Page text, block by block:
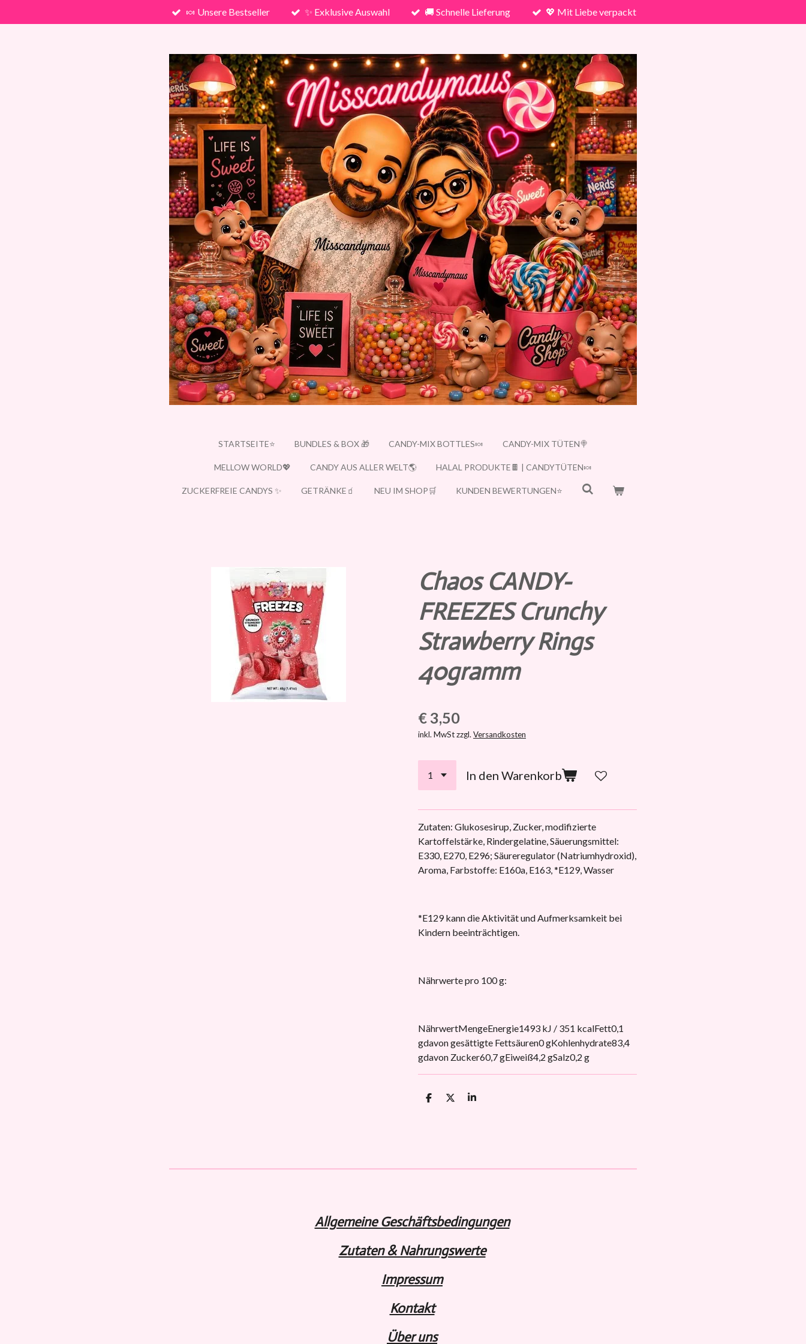
Hauptinhalt
🍬 Unsere Bestseller ✨ Exklusive Auswahl 🚚 Schnelle Lieferung 💖 Mit Liebe verpackt
STARTSEITE⭐ BUNDLES & BOX 🎁 CANDY-MIX BOTTLES🍬 CANDY-MIX TÜTEN🍭
MELLOW WORLD💖 CANDY AUS ALLER WELT🌎 HALAL PRODUKTE🍫 | CANDYTÜTEN🍬
ZUCKERFREIE CANDYS ✨ GETRÄNKE🧃 NEU IM SHOP🛒 KUNDEN BEWERTUNGEN⭐️
Chaos CANDY-
FREEZES Crunchy
Strawberry Rings
40gramm
€ 3,50
inkl. MwSt zzgl. Versandkosten
In den Warenkorb
Zutaten: Glukosesirup, Zucker, modifizierte
Kartoffelstärke, Rindergelatine, Säuerungsmittel:
E330, E270, E296; Säureregulator (Natriumhydroxid),
Aroma, Farbstoffe: E160a, E163, *E129, Wasser
*E129 kann die Aktivität und Aufmerksamkeit bei
Kindern beeinträchtigen.
Nährwerte pro 100 g:
NährwertMengeEnergie1493 kJ / 351 kcalFett0,1
gdavon gesättigte Fettsäuren0 gKohlenhydrate83,4
gdavon Zucker60,7 gEiweiß4,2 gSalz0,2 g
T
T
T
Allgemeine Geschäftsbedingungen
Zutaten & Nahrungswerte
Impressum
Kontakt
Über uns